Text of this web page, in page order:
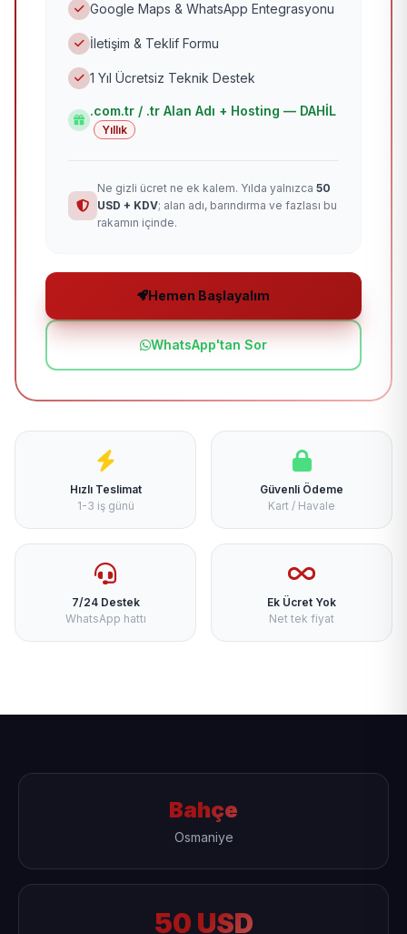
Google Maps & WhatsApp Entegrasyonu
İletişim & Teklif Formu
1 Yıl Ücretsiz Teknik Destek
.com.tr / .tr Alan Adı + Hosting — DAHİL
Yıllık
Ne gizli ücret ne ek kalem. Yılda yalnızca 50
USD + KDV; alan adı, barındırma ve fazlası bu
rakamın içinde.
Hemen Başlayalım
WhatsApp'tan Sor
Hızlı Teslimat
1-3 iş günü
Güvenli Ödeme
Kart / Havale
7/24 Destek
WhatsApp hattı
Ek Ücret Yok
Net tek fiyat
Bahçe
Osmaniye
50 USD